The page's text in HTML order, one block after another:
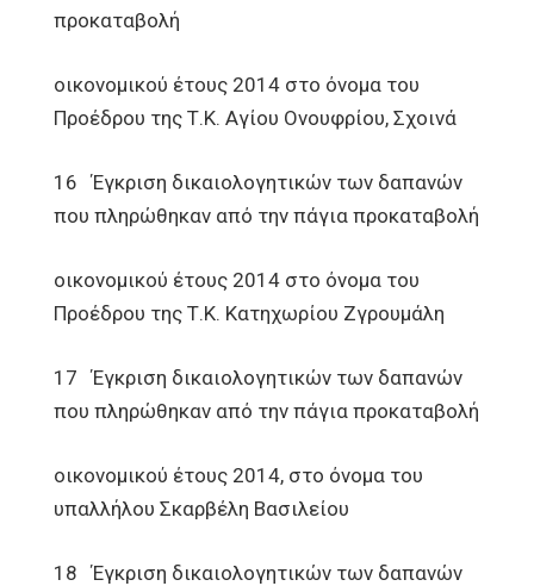
προκαταβολή
οικονομικού έτους 2014 στο όνομα του
Προέδρου της Τ.Κ. Αγίου Ονουφρίου, Σχοινά
16 Έγκριση δικαιολογητικών των δαπανών
που πληρώθηκαν από την πάγια προκαταβολή
οικονομικού έτους 2014 στο όνομα του
Προέδρου της Τ.Κ. Κατηχωρίου Ζγρουμάλη
17 Έγκριση δικαιολογητικών των δαπανών
που πληρώθηκαν από την πάγια προκαταβολή
οικονομικού έτους 2014, στο όνομα του
υπαλλήλου Σκαρβέλη Βασιλείου
18 Έγκριση δικαιολογητικών των δαπανών